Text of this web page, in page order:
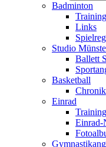
Badminton
Links
Studio
Ballett
Basketball
Chronik
Einrad
Einrad-